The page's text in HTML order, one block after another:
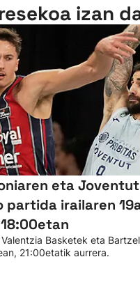
izan
eta
partida irailaren
Basketek eta
21:00etatik aurrera.